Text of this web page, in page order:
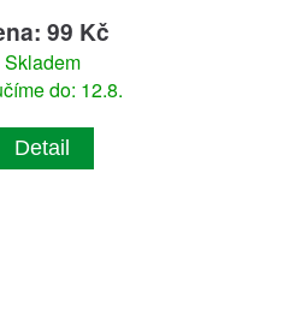
99 Kč
Skladem
do: 12.8.
Detail